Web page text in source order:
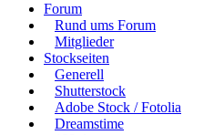
Forum
Rund ums Forum
Mitglieder
Stockseiten
Generell
Shutterstock
Adobe Stock / Fotolia
Dreamstime